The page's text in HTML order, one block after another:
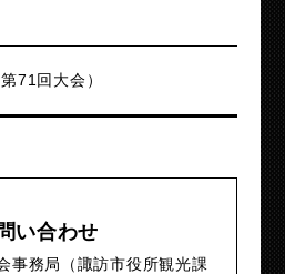
71回大会）
い合わせ
事務局（諏訪市役所観光課